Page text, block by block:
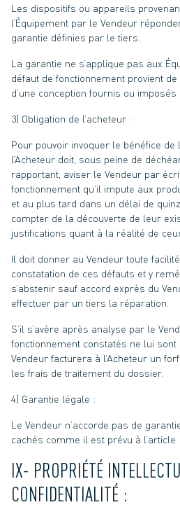
Les dispositifs ou appareils
l’Équipement par le Vendeur
garantie définies par le tiers.
La garantie ne s’applique pas aux
défaut de fonctionnement provient
d’une conception fournis ou imposés
3) Obligation de l’acheteur :
Pour pouvoir invoquer le bénéfice de
l’Acheteur doit, sous peine de
rapportant, aviser le Vendeur par
fonctionnement qu’il impute aux
et au plus tard dans un délai de
compter de la découverte de leur
justifications quant à la réalité de
Il doit donner au Vendeur toute
constatation de ces défauts et y
s’abstenir sauf accord exprès du
effectuer par un tiers la réparation.
S’il s’avère après analyse par le
fonctionnement constatés ne lui
Vendeur facturera à l’Acheteur un
les frais de traitement du dossier.
4) Garantie légale :
Le Vendeur n’accorde pas de
cachés comme il est prévu à l’article
IX- PROPRIÉTÉ
CONFIDENTIALITÉ :